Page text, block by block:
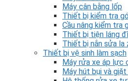
Máy cân bằng lốp
Thiết bị kiểm tra
Cầu nâng kiểm tra
Thiết bị tiện láng
Thiết bị nắn sửa la
Thiết bị vệ sinh làm sạch
Máy rửa xe áp lực
Máy hút bụi và